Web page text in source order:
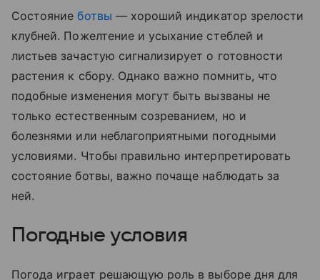
Состояниеботвы — хороший индикатор зрелости
клубней. Пожелтение и усыхание стеблей и
листьев зачастую сигнализирует о готовности
растения к сбору. Однако важно помнить, что
подобные изменения могут быть вызваны не
только естественным созреванием, но и
болезнями или неблагоприятными погодными
условиями. Чтобы правильно интерпретировать
состояние ботвы, важно почаще наблюдать за
ней.
Погодные условия
Погода играет решающую роль в выборе дня для